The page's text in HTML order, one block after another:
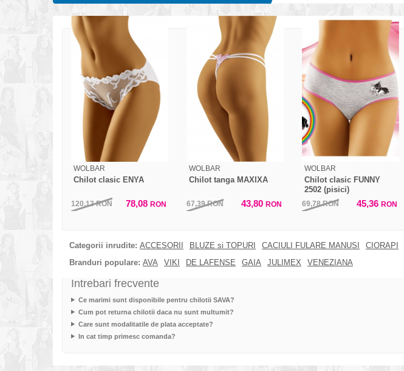
WOLBAR
Chilot clasic ENYA
120,13RON 78,08 RON
WOLBAR
Chilot tanga MAXIXA
67,39RON 43,80 RON
WOLBAR
Chilot clasic FUNNY
2502 (pisici)
69,78RON 45,36 RON
Categorii inrudite: ACCESORII BLUZE si TOPURI CACIULI FULARE MANUSI CIORAPI
Branduri populare: AVA VIKI DE LAFENSE GAIA JULIMEX VENEZIANA
Intrebari frecvente
Ce marimi sunt disponibile pentru chilotii SAVA?
Cum pot returna chilotii daca nu sunt multumit?
Care sunt modalitatile de plata acceptate?
In cat timp primesc comanda?